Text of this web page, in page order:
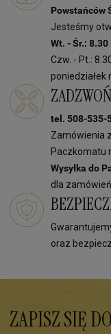
Powstańców
Jesteśmy
Wt. - Śr.: 8.30
Czw. - Pt.:
poniedziałek
tel. 508-535-
Zamówienia
Paczkomatu
Wysyłka do
dla
oraz
ZAPISZ SIĘ